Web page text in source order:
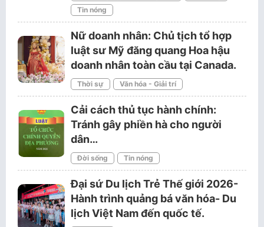
Tin nóng
Nữ doanh nhân: Chủ tịch tổ hợp
luật sư Mỹ đăng quang Hoa hậu
doanh nhân toàn cầu tại Canada.
Thời sự Văn hóa - Giải trí
Cải cách thủ tục hành chính:
Tránh gây phiền hà cho người
dân…
Đời sống Tin nóng
Đại sứ Du lịch Trẻ Thế giới 2026-
Hành trình quảng bá văn hóa- Du
lịch Việt Nam đến quốc tế.